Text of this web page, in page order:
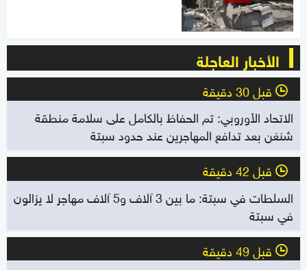
الأخبار العاجلة
l قبل 30 دقيقة
الاتحاد الأوروبي: تم الحفاظ بالكامل على سلامة منطقة
شنغن بعد تدافع المهاجرين عند حدود سبتة
l قبل 42 دقيقة
السلطات في سبتة: ما بين 3 آلاف و5 آلاف مهاجر لا يزالون
في سبتة
l قبل 49 دقيقة